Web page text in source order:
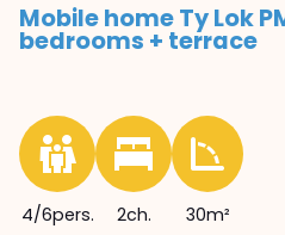
Mobile home Ty Lok
bedrooms + terrace
4/6pers. 2ch. 30m²